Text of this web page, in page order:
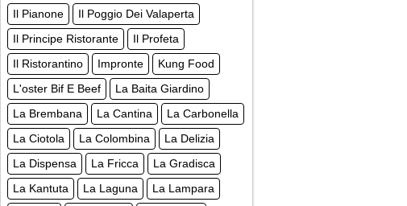
Il Pianone
Il Poggio Dei Valaperta
Il Principe Ristorante
Il Profeta
Il Ristorantino
Impronte
Kung Food
L'oster Bif E Beef
La Baita Giardino
La Brembana
La Cantina
La Carbonella
La Ciotola
La Colombina
La Delizia
La Dispensa
La Fricca
La Gradisca
La Kantuta
La Laguna
La Lampara